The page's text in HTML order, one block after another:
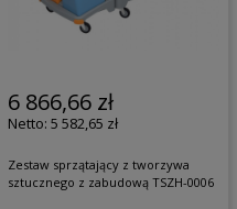
6 866,66 zł
5 582,65 zł
Zestaw sprzątający z tworzywa
sztucznego z zabudową TSZH-0006